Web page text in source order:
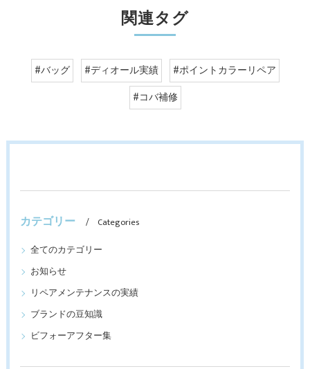
関連タグ
#バッグ #ディオール実績
#ポイントカラーリペア
#コバ補修
カテゴリー
Categories
全てのカテゴリー
お知らせ
リペアメンテナンスの実績
ブランドの豆知識
ビフォーアフター集